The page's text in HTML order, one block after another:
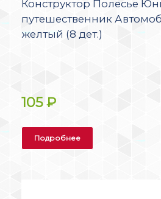
Конструктор Полесье
путешественник
желтый (8 дет.)
105₽
Подробнее